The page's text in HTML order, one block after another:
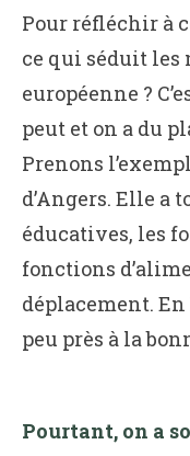
Pour réfléchir à
ce qui séduit les
européenne ?
peut et on a du
Prenons
d’Angers. Elle a
éducatives, les
fonctions
déplacement. En
peu près à la
Pourtant, on a